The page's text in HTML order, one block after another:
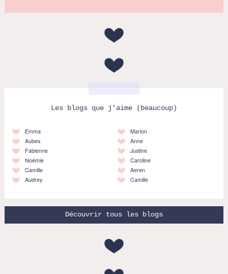
Les blogs que j'aime (beaucoup)
Emma
Aubes
Fabienne
Noémie
Camille
Audrey
Marion
Anne
Justine
Caroline
Aeren
Camille
Découvrir tous les blogs